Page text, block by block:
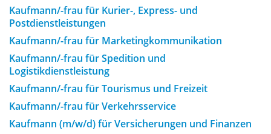
Kaufmann/-frau für Kurier-, Express- und
Postdienstleistungen
Kaufmann/-frau für Marketingkommunikation
Kaufmann/-frau für Spedition und
Logistikdienstleistung
Kaufmann/-frau für Tourismus und Freizeit
Kaufmann/-frau für Verkehrsservice
Kaufmann (m/w/d) für Versicherungen und Finanzen